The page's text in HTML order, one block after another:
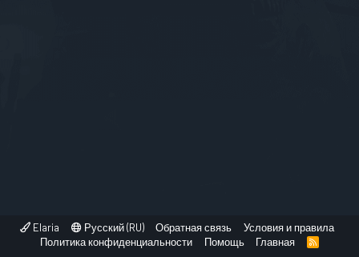
Elaria Русский (RU) Обратная связь
Условия и правила
Политика конфиденциальности
Помощь Главная
R